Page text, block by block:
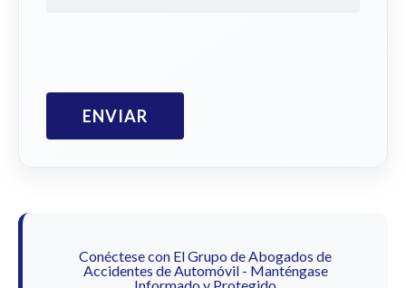
Conéctese con El Grupo de Abogados de
Accidentes de Automóvil - Manténgase